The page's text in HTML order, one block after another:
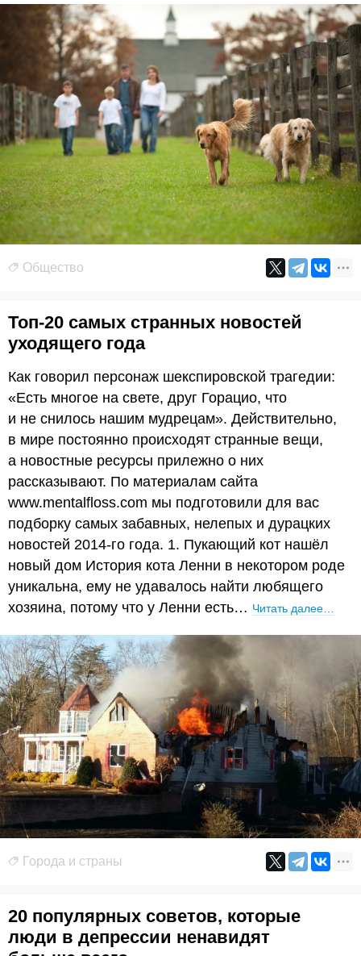
Общество
Топ-20 самых странных новостей
уходящего года
Как говорил персонаж шекспировской трагедии:
«Есть многое на свете, друг Горацио, что
и не снилось нашим мудрецам». Действительно,
в мире постоянно происходят странные вещи,
а новостные ресурсы прилежно о них
рассказывают. По материалам сайта
www.mentalfloss.com мы подготовили для вас
подборку самых забавных, нелепых и дурацких
новостей 2014-го года. 1. Пукающий кот нашёл
новый дом История кота Ленни в некотором роде
уникальна, ему не удавалось найти любящего
хозяина, потому что у Ленни есть… Читать далее…
Города и страны
20 популярных советов, которые
люди в депрессии ненавидят